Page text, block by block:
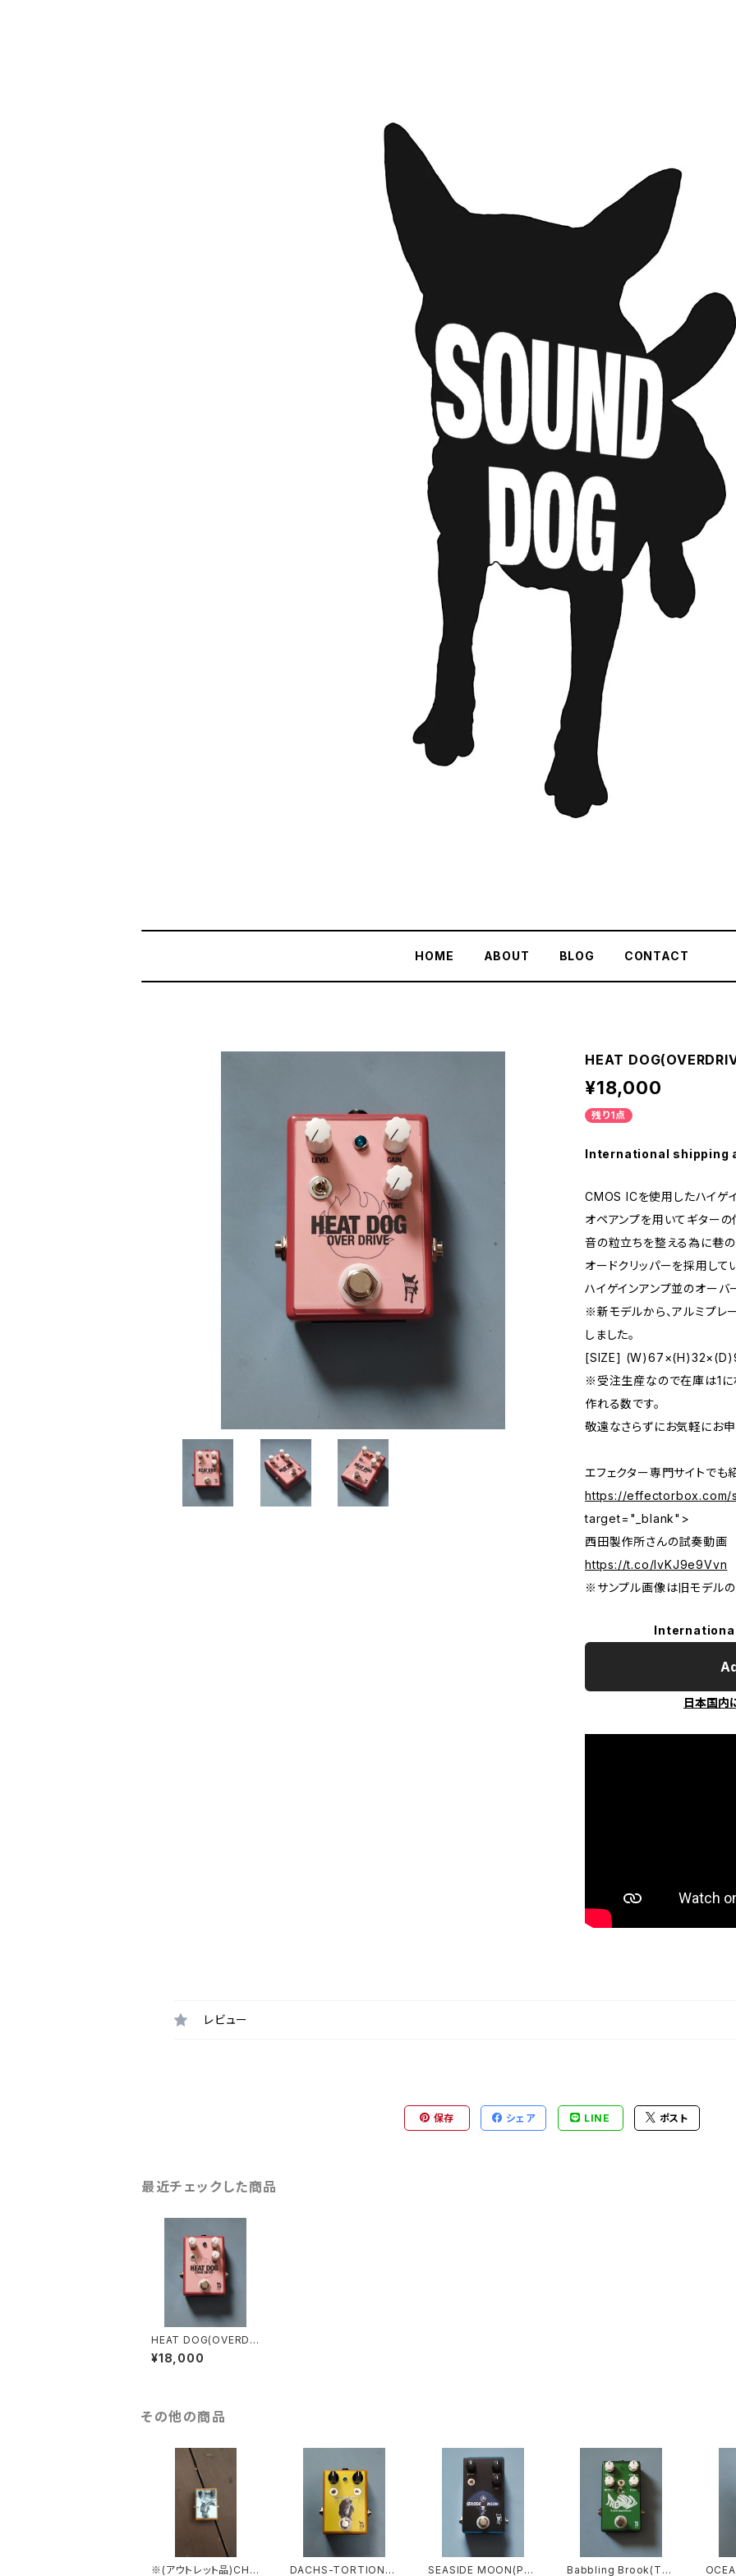
HOME ABOUT BLOG CONTACT
HEAT
¥18,000
残り1点
International shipping
CMOS ICを使用したハイゲ
オペアンプを用いてギターの
音の粒立ちを整える為に巷
オードクリッパーを採用して
ハイゲインアンプ並のオーバ
※新モデルから、アルミプレ
しました。
[SIZE]
※受注生産なので在庫は1に
作れる数です。
敬遠なさらずにお気軽にお申
エフェクター専門サイトでも
https://
target="_blank">
西田製作所さんの試奏動画
https://t.co/IvKJ9e9Vvn
※サンプル画像は旧モデルの
日本国内
レビュー
保存 シェア LINE ポスト
最近チェックした商品
HEAT DOG(OVERDR
IVE)
¥18,000
その他の商品
※(アウトレット品)CHO
DACHS-TORTION(D
SEASIDE MOON(PH
Babbling Brook(TRE